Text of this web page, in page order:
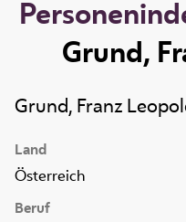
Grund,
Grund, Franz
Land
Österreich
Beruf